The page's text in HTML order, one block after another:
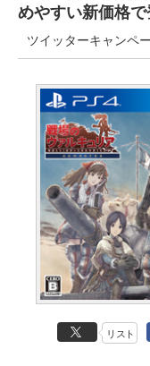
めやすい新価格で
ツイッターキャンペ
リスト